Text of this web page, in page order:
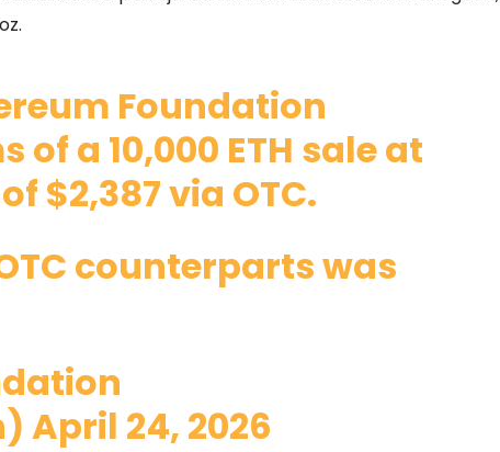
Foundation
a 10,000 ETH sale at
$2,387 via OTC.
counterparts was
April 24, 2026